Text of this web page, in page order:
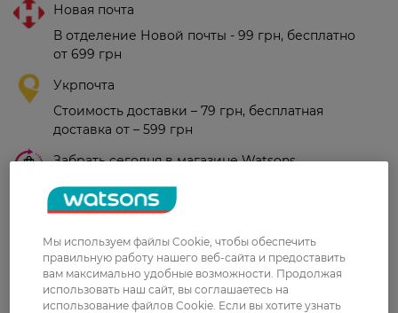
Новая почта
В отделение Новой почты - 99 грн, бесплатно
от 699 грн
Укрпочта
Стоимость доставки – 79 грн, бесплатная
доставка от – 599 грн
Забрать сегодня в магазине Watsons
Стоимость доставки – 0 грн
Показать больше
Оплата
Оплата картой
Мы используем файлы Cookie, чтобы обеспечить
правильную работу нашего веб-сайта и предоставить
вам максимально удобные возможности. Продолжая
использовать наш сайт, вы соглашаетесь на
использование файлов Cookie. Если вы хотите узнать